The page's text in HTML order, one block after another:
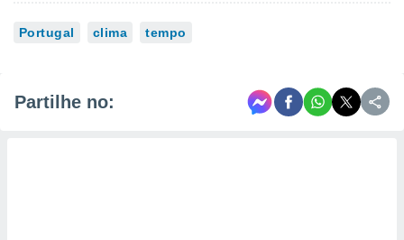
Portugal clima tempo
Partilhe no: